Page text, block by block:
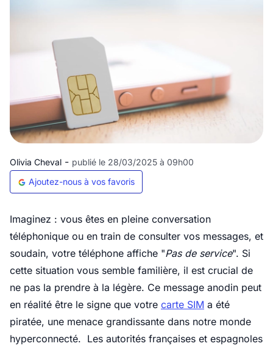
Olivia Cheval - publié le 28/03/2025 à 09h00
Ajoutez-nous à vos favoris
Imaginez : vous êtes en pleine conversation
téléphonique ou en train de consulter vos messages, et
soudain, votre téléphone affiche "Pas de service". Si
cette situation vous semble familière, il est crucial de
ne pas la prendre à la légère. Ce message anodin peut
en réalité être le signe que votre carte SIM a été
piratée, une menace grandissante dans notre monde
hyperconnecté. Les autorités françaises et espagnoles